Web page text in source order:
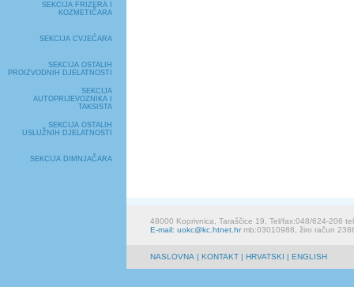
SEKCIJA FRIZERA I
KOZMETIČARA
SEKCIJA CVJEĆARA
SEKCIJA OSTALIH
PROIZVODNIH DJELATNOSTI
SEKCIJA
AUTOPRIJEVOZNIKA I
TAKSISTA
SEKCIJA OSTALIH
USLUŽNIH DJELATNOSTI
SEKCIJA DIMNJAČARA
48000 Koprivnica, Taraščice 19, Tel/fax:048/624-206
E-mail: uokc@kc.htnet.hrmb:03010988, žiro račun
NASLOVNA | KONTAKT | HRVATSKI | ENGLISH